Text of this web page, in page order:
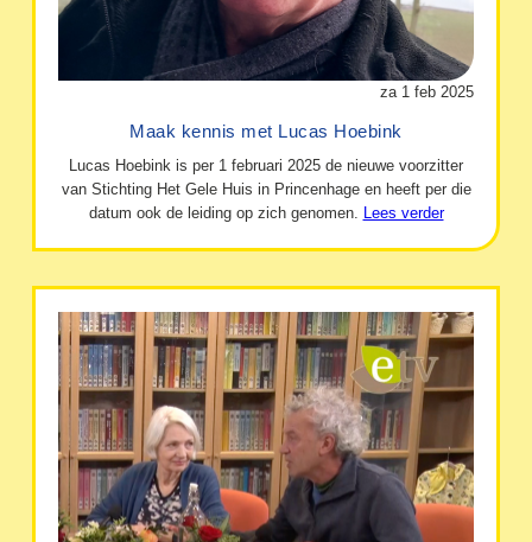
za 1 feb 2025
Maak kennis met Lucas Hoebink
Lucas Hoebink is per 1 februari 2025 de nieuwe voorzitter
van Stichting Het Gele Huis in Princenhage en heeft per die
datum ook de leiding op zich genomen. Lees verder